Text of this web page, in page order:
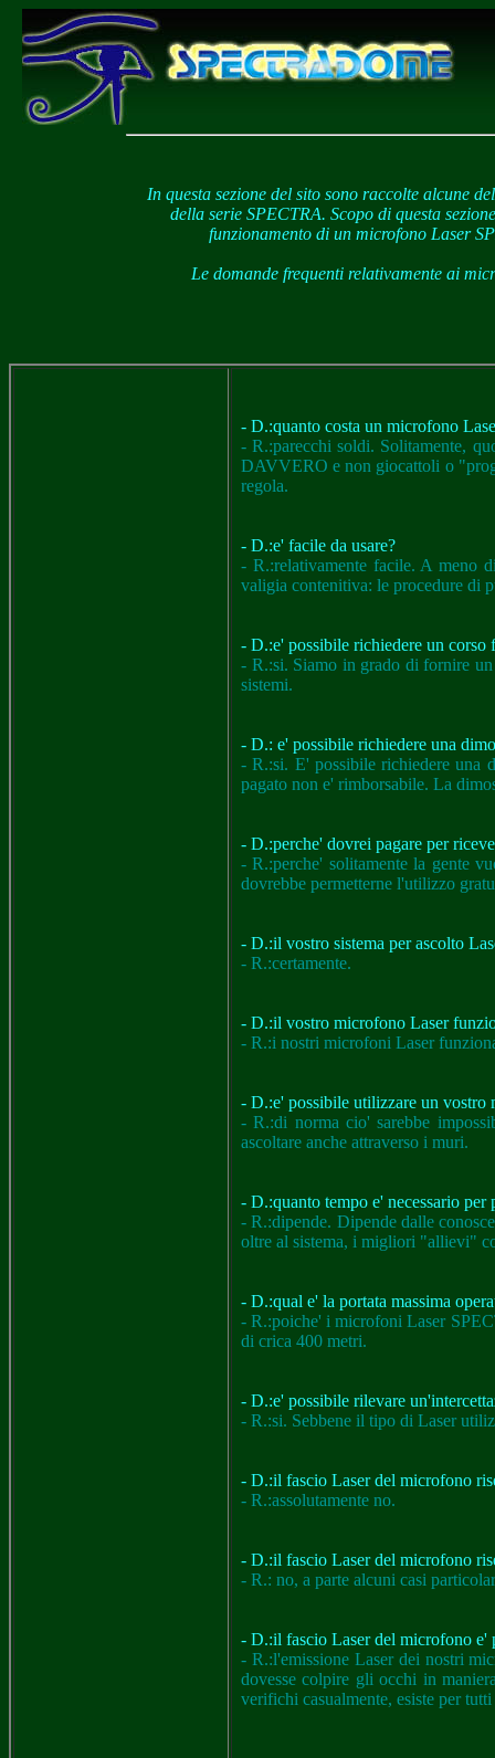
In questa sezione del sito sono raccolte alcune
della serie SPECTRA. Scopo di questa
funzionamento di un microfono Laser
Le domande frequenti relativamente ai
- D.:quanto costa un microfono
- R.:parecchi soldi. Solitamente,
DAVVERO e non giocattoli o
regola.
- D.:e' facile da usare?
- R.:relativamente facile. A meno
valigia contenitiva: le procedure di
- D.:e' possibile richiedere un corso
- R.:si. Siamo in grado di fornire un
sistemi.
- D.: e' possibile richiedere una
- R.:si. E' possibile richiedere una
pagato non e' rimborsabile. La
- D.:perche' dovrei pagare per
- R.:perche' solitamente la gente
dovrebbe permetterne l'utilizzo
- D.:il vostro sistema per ascolto
- R.:certamente.
- D.:il vostro microfono Laser
- R.:i nostri microfoni Laser
- D.:e' possibile utilizzare un vostro
- R.:di norma cio' sarebbe
ascoltare anche attraverso i muri.
- D.:quanto tempo e' necessario
- R.:dipende. Dipende dalle
oltre al sistema, i migliori "allievi"
- D.:qual e' la portata massima
- R.:poiche' i microfoni Laser
di crica 400 metri.
- D.:e' possibile rilevare
- R.:si. Sebbene il tipo di Laser
- D.:il fascio Laser del microfono
- R.:assolutamente no.
- D.:il fascio Laser del microfono
- R.: no, a parte alcuni casi
- D.:il fascio Laser del microfono e'
- R.:l'emissione Laser dei nostri
dovesse colpire gli occhi in
verifichi casualmente, esiste per